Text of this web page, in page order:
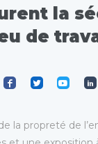
la
de
la propreté de